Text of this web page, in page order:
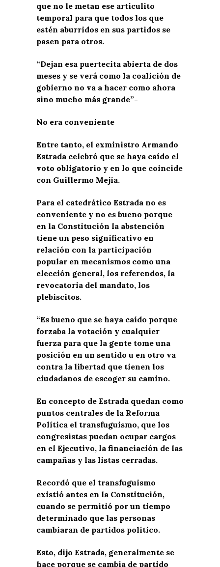
que no le metan ese articulito
temporal para que todos los que
estén aburridos en sus partidos se
pasen para otros.
“Dejan esa puertecita abierta de dos
meses y se verá como la coalición de
gobierno no va a hacer como ahora
sino mucho más grande”-
No era conveniente
Entre tanto, el exministro Armando
Estrada celebró que se haya caído el
voto obligatorio y en lo que coincide
con Guillermo Mejía.
Para el catedrático Estrada no es
conveniente y no es bueno porque
en la Constitución la abstención
tiene un peso significativo en
relación con la participación
popular en mecanismos como una
elección general, los referendos, la
revocatoria del mandato, los
plebiscitos.
“Es bueno que se haya caído porque
forzaba la votación y cualquier
fuerza para que la gente tome una
posición en un sentido u en otro va
contra la libertad que tienen los
ciudadanos de escoger su camino.
En concepto de Estrada quedan como
puntos centrales de la Reforma
Política el transfuguismo, que los
congresistas puedan ocupar cargos
en el Ejecutivo, la financiación de las
campañas y las listas cerradas.
Recordó que el transfuguismo
existió antes en la Constitución,
cuando se permitió por un tiempo
determinado que las personas
cambiaran de partidos político.
Esto, dijo Estrada, generalmente se
hace porque se cambia de partido